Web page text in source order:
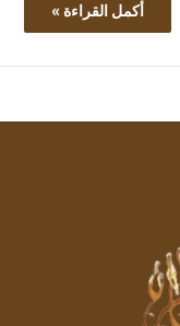
أكمل القراءة »